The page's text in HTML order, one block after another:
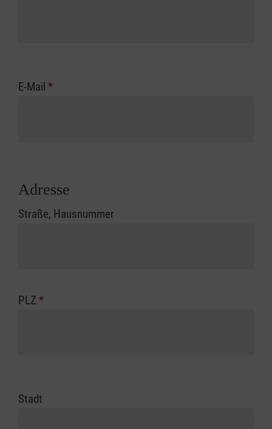
E-Mail *
Adresse
Straße, Hausnummer
PLZ *
Stadt